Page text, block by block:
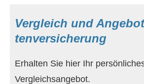
Vergleich und
tenversicherung
Erhalten Sie hier Ihr
Vergleichsangebot.